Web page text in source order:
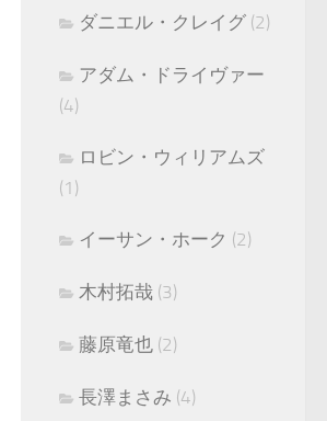
ダニエル・クレイグ (2)
アダム・ドライヴァー
(4)
ロビン・ウィリアムズ
(1)
イーサン・ホーク (2)
木村拓哉 (3)
藤原竜也 (2)
長澤まさみ (4)